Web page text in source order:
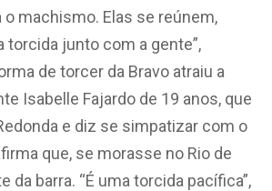
o machismo. Elas se reúnem,
torcida junto com a gente”,
de torcer da Bravo atraiu a
Isabelle Fajardo de 19 anos, que
e diz se simpatizar com o
que, se morasse no Rio de
da barra. “É uma torcida pacífica”,